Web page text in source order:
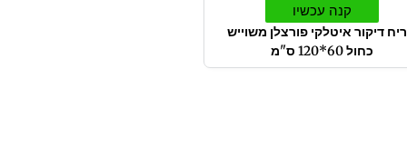
קנה עכשיו
דיקור איטלקי פורצלן משוייש
כחול 60*120 ס"מ